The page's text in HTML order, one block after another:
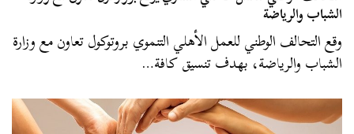
الشباب والرياضة
وقع التحالف الوطني للعمل الأهلي التنموي بروتوكول تعاون مع وزارة
الشباب والرياضة، بهدف تنسيق كافة…